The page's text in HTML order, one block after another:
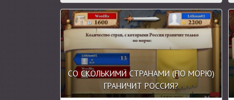
СО СКОЛЬКИМИ СТРАНАМИ (ПО МОРЮ)
ГРАНИЧИТ РОССИЯ?